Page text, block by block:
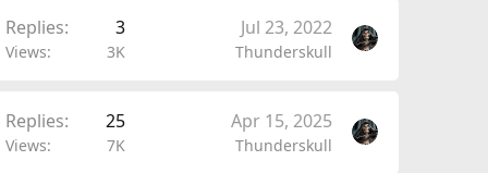
Replies 3
Views 3K
Jul 23, 2022
Thunderskull
Replies 25
Views 7K
Apr 15, 2025
Thunderskull